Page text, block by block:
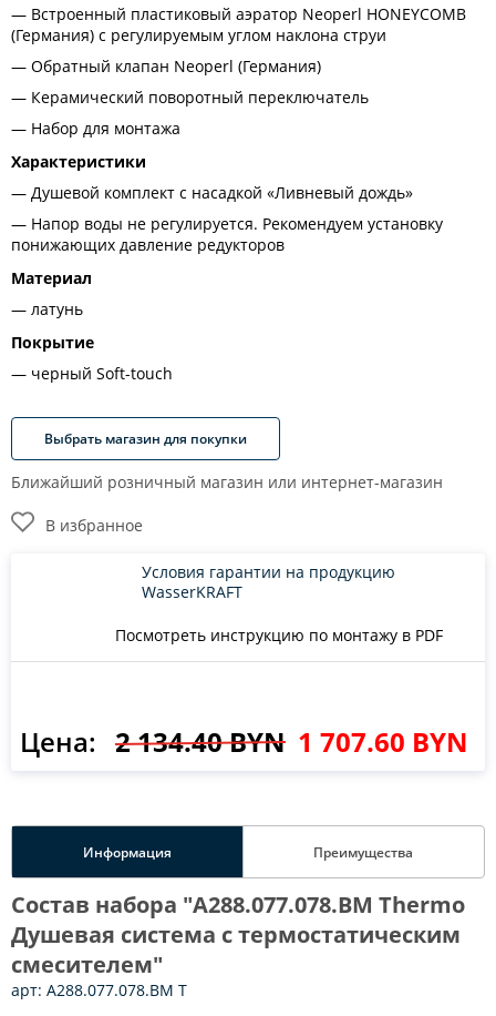
Встроенный пластиковый аэратор Neoperl HONEYCOMB
(Германия) с регулируемым углом наклона струи
Обратный клапан Neoperl (Германия)
Керамический поворотный переключатель
Набор для монтажа
Характеристики
Душевой комплект с насадкой «Ливневый дождь»
Напор воды не регулируется. Рекомендуем установку
понижающих давление редукторов
Материал
латунь
Покрытие
черный Soft-touch
Выбрать магазин для покупки
Ближайший розничный магазин или интернет-магазин
В избранное
Посмотреть инструкцию по монтажу в PDF
Условия гарантии на продукцию
WasserKRAFT
Цена: 2 134.40 BYN 1 707.60 BYN
Информация Преимущества
Состав набора "A288.077.078.BM Thermo
Душевая система с термостатическим
смесителем"
арт: A288.077.078.BM T